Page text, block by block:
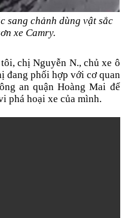
sang chảnh dùng vật sắc
xe Camry.
chị Nguyễn N., chủ xe ô
đang phối hợp với cơ quan
an quận Hoàng Mai để
phá hoại xe của mình.